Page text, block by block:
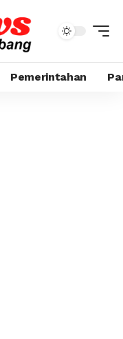
Pemerintahan